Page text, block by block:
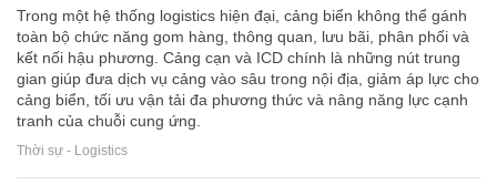
Trong một hệ thống logistics hiện đại, cảng biển không thể gánh
toàn bộ chức năng gom hàng, thông quan, lưu bãi, phân phối và
kết nối hậu phương. Cảng cạn và ICD chính là những nút trung
gian giúp đưa dịch vụ cảng vào sâu trong nội địa, giảm áp lực cho
cảng biển, tối ưu vận tải đa phương thức và nâng năng lực cạnh
tranh của chuỗi cung ứng.
Thời sự - Logistics